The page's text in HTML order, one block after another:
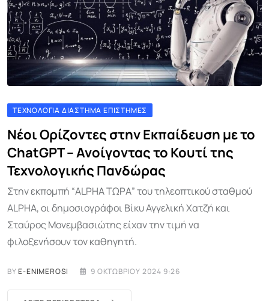
ΤΕΧΝΟΛΟΓΊΑ ΔΙΆΣΤΗΜΑ ΕΠΙΣΤΉΜΕΣ
Νέοι Ορίζοντες στην Εκπαίδευση με το
ChatGPT – Ανοίγοντας το Κουτί της
Τεχνολογικής Πανδώρας
Στην εκπομπή “ALPHA ΤΩΡΑ” του τηλεοπτικού σταθμού
ALPHA, οι δημοσιογράφοι Βίκυ Αγγελική Χατζή και
Σταύρος Μονεμβασιώτης είχαν την τιμή να
φιλοξενήσουν τον καθηγητή.
BYE-ENIMEROSI 9 ΟΚΤΩΒΡΊΟΥ 2024 9:26